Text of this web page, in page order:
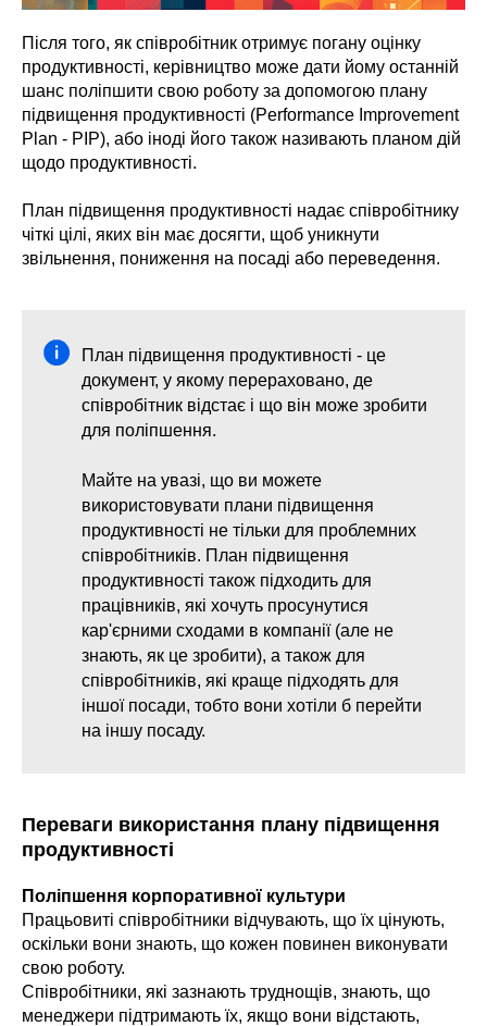
Після того, як співробітник отримує погану оцінку
продуктивності, керівництво може дати йому останній
шанс поліпшити свою роботу за допомогою плану
підвищення продуктивності (Performance Improvement
Plan - PIP), або іноді його також називають планом дій
щодо продуктивності.
План підвищення продуктивності надає співробітнику
чіткі цілі, яких він має досягти, щоб уникнути
звільнення, пониження на посаді або переведення.
План підвищення продуктивності - це
документ, у якому перераховано, де
співробітник відстає і що він може зробити
для поліпшення.
Майте на увазі, що ви можете
використовувати плани підвищення
продуктивності не тільки для проблемних
співробітників. План підвищення
продуктивності також підходить для
працівників, які хочуть просунутися
кар'єрними сходами в компанії (але не
знають, як це зробити), а також для
співробітників, які краще підходять для
іншої посади, тобто вони хотіли б перейти
на іншу посаду.
Переваги використання плану підвищення
продуктивності
Поліпшення корпоративної культури
Працьовиті співробітники відчувають, що їх цінують,
оскільки вони знають, що кожен повинен виконувати
свою роботу.
Співробітники, які зазнають труднощів, знають, що
менеджери підтримають їх, якщо вони відстають,